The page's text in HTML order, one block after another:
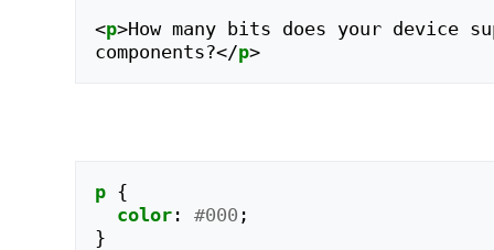
<p>How many bits does your device
components?</p>
p {
color: #000 ;
}